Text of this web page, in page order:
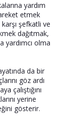
yardım
etmek
şefkatli ve
dağıtmak,
yardımcı olma
da bir
göz ardı
çalıştığını
yerine
gösterir.